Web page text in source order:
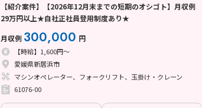
【紹介案件】【2026年12月末までの短期のオシゴト】月収例
29万円以上★自社正社員登用制度あり★
月収例 300,000 円
【時給】1,600円～
愛媛県新居浜市
マシンオペレーター、フォークリフト、玉掛け・クレーン
61076-00